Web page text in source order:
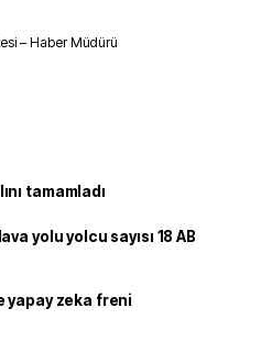
– Haber Müdürü
tamamladı
yolu yolcu sayısı 18 AB
yapay zeka freni